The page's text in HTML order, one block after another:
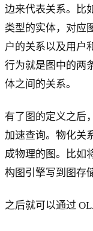
边来代表关系。比
类型的实体，对应
户的关系以及用户
行为就是图中的两
体之间的关系。
有了图的定义之后
加速查询。物化关
成物理的图。比如
构图引擎写到图存
之后就可以通过